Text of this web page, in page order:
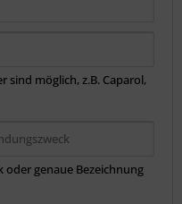
sind möglich, z.B. Caparol,
oder genaue Bezeichnung